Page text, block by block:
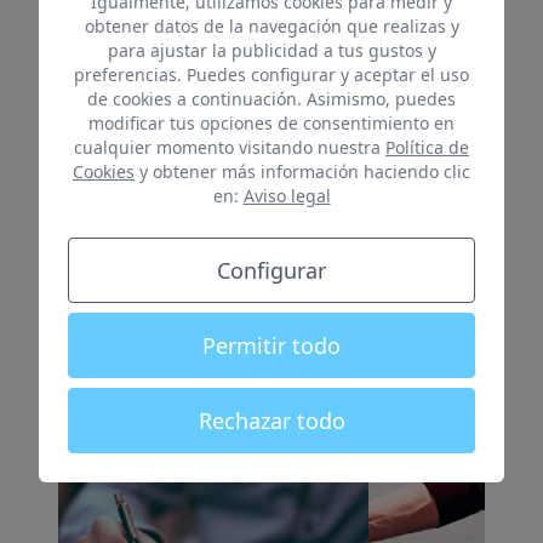
obtener datos de la navegación que realizas y
para ajustar la publicidad a tus gustos y
preferencias. Puedes configurar y aceptar el uso
de cookies a continuación. Asimismo, puedes
modificar tus opciones de consentimiento en
cualquier momento visitando nuestra Política de
Cookies y obtener más información haciendo clic
en: Aviso legal
Configurar
Permitir todo
Rechazar todo
Gestionamos tu alojamiento
vacacional
Trabajamos cada día para que consigas el
mejor rendimiento económico de tu
propiedad
CONTACTO